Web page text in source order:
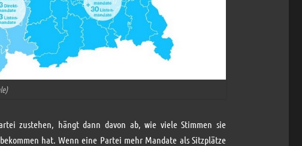
zustehen, hängt dann davon ab, wie viele Stimmen sie
hat. Wenn eine Partei mehr Mandate als Sitzplätze